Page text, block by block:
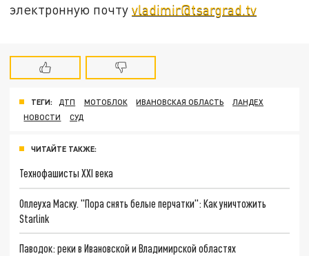
электронную почтуvladimir@tsargrad.tv
ТЕГИ: ДТП МОТОБЛОК ИВАНОВСКАЯ ОБЛАСТЬ
ЛАНДЕХ
НОВОСТИ
СУД
ЧИТАЙТЕ ТАКЖЕ:
Технофашисты XXI века
Оплеуха Маску. "Пора снять белые перчатки": Как уничтожить
Starlink
Паводок: реки в Ивановской и Владимирской областях